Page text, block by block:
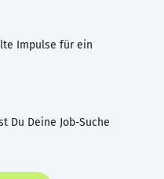
Impulse für ein
Du Deine Job-Suche